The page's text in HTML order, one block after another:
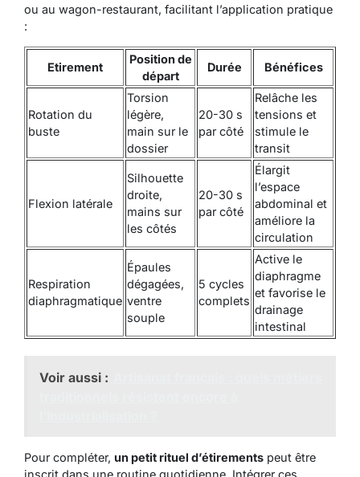
ou au wagon-restaurant, facilitant l’application pratique
:
Etirement
Position de
départ
Durée Bénéfices
Rotation du
buste
Torsion
légère,
main sur le
dossier
20-30 s
par côté
Relâche les
tensions et
stimule le
transit
Flexion latérale
Silhouette
droite,
mains sur
les côtés
20-30 s
par côté
Élargit
l’espace
abdominal et
améliore la
circulation
Respiration
diaphragmatique
Épaules
dégagées,
ventre
souple
5 cycles
complets
Active le
diaphragme
et favorise le
drainage
intestinal
Voir aussi :
Pour compléter, un petit rituel d’étirements peut être
inscrit dans une routine quotidienne. Intégrerces